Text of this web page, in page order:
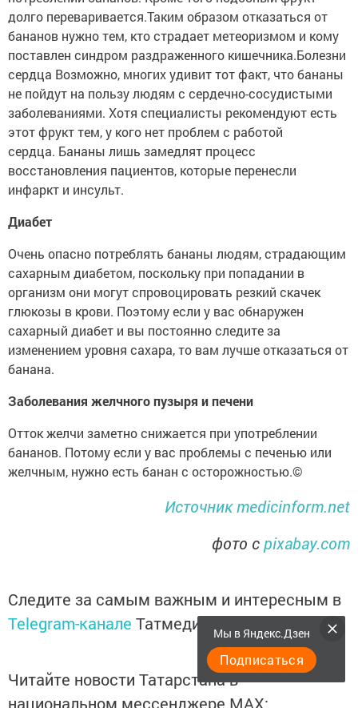
долго переваривается.Таким образом отказаться от
бананов нужно тем, кто страдает метеоризмом и кому
поставлен синдром раздраженного кишечника.Болезни
сердца Возможно, многих удивит тот факт, что бананы
не пойдут на пользу людям с сердечно-сосудистыми
заболеваниями. Хотя специалисты рекомендуют есть
этот фрукт тем, у кого нет проблем с работой
сердца. Бананы лишь замедлят процесс
восстановления пациентов, которые перенесли
инфаркт и инсульт.
Диабет
Очень опасно потреблять бананы людям, страдающим
сахарным диабетом, поскольку при попадании в
организм они могут спровоцировать резкий скачек
глюкозы в крови. Поэтому если у вас обнаружен
сахарный диабет и вы постоянно следите за
изменением уровня сахара, то вам лучше отказаться от
банана.
Заболевания желчного пузыря и печени
Отток желчи заметно снижается при употреблении
бананов. Потому если у вас проблемы с печенью или
желчным, нужно есть банан с осторожностью.©
Источник medicinform.net
фото сpixabay.com
Следите за самым важным и интересным в
Telegram-канале Татмедиа
Читайте новости Татарстана в
национальном мессенджере MАХ:
Мы в Яндекс.Дзен
Подписаться